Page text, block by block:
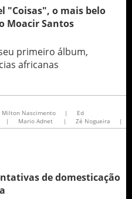
"Coisas", o mais belo
Moacir Santos
primeiro álbum,
africanas
Milton Nascimento |
Ed
| Mario Adnet | Zé Nogueira |
de domesticação